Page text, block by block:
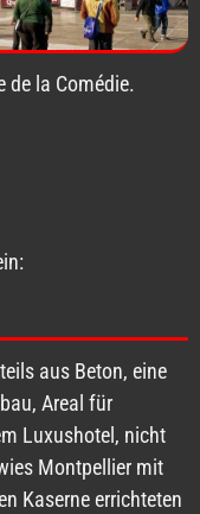
de la Comédie.
aus Beton, eine
Areal für
Luxushotel, nicht
Montpellier mit
Kaserne errichteten